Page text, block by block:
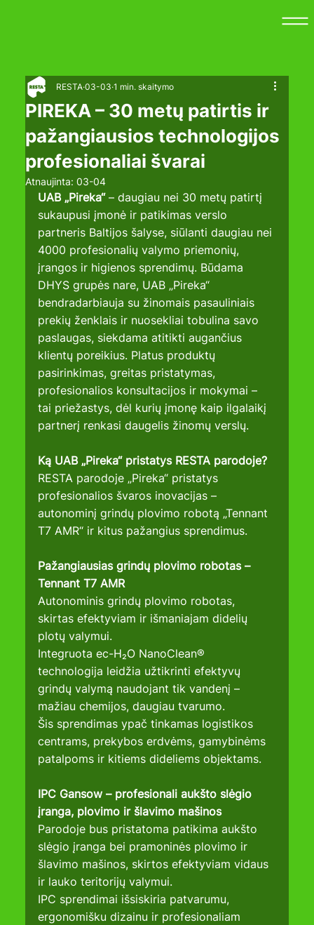
PIREKA – 30 metų patirtis ir
pažangiausios technologijos
profesionaliai švarai
RESTA 03-03 1 min. skaitymo
Atnaujinta:03-04
UAB „Pireka“ – daugiau nei 30 metų patirtį
sukaupusi įmonė ir patikimas verslo
partneris Baltijos šalyse, siūlanti daugiau nei
4000 profesionalių valymo priemonių,
įrangos ir higienos sprendimų. Būdama
DHYS grupės nare, UAB „Pireka“
bendradarbiauja su žinomais pasauliniais
prekių ženklais ir nuosekliai tobulina savo
paslaugas, siekdama atitikti augančius
klientų poreikius. Platus produktų
pasirinkimas, greitas pristatymas,
profesionalios konsultacijos ir mokymai –
tai priežastys, dėl kurių įmonę kaip ilgalaikį
partnerį renkasi daugelis žinomų verslų.
Ką UAB „Pireka“ pristatys RESTA parodoje?
RESTA parodoje „Pireka“ pristatys
profesionalios švaros inovacijas –
autonominį grindų plovimo robotą „Tennant
T7 AMR“ ir kitus pažangius sprendimus.
Pažangiausias grindų plovimo robotas –
Tennant T7 AMR
Autonominis grindų plovimo robotas,
skirtas efektyviam ir išmaniajam didelių
plotų valymui.
Integruota ec-H₂O NanoClean®
technologija leidžia užtikrinti efektyvų
grindų valymą naudojant tik vandenį –
mažiau chemijos, daugiau tvarumo.
Šis sprendimas ypač tinkamas logistikos
centrams, prekybos erdvėms, gamybinėms
patalpoms ir kitiems dideliems objektams.
IPC Gansow – profesionali aukšto slėgio
įranga, plovimo ir šlavimo mašinos
Parodoje bus pristatoma patikima aukšto
slėgio įranga bei pramoninės plovimo ir
šlavimo mašinos, skirtos efektyviam vidaus
ir lauko teritorijų valymui.
IPC sprendimai išsiskiria patvarumu,
ergonomišku dizainu ir profesionaliam